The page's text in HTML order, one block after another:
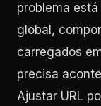
problema
global,
carregados
precisa
Ajustar URL